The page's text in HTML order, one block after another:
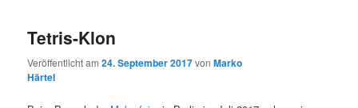
Tetris-Klon
Veröffentlicht am24. September 2017vonMarko
Härtel